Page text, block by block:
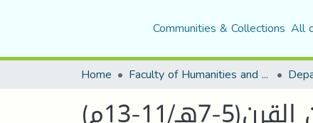
Communities & Collections All
Home Faculty of Humanities and Social Sciences